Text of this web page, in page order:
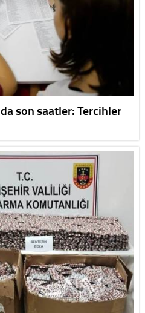
son saatler: Tercihler